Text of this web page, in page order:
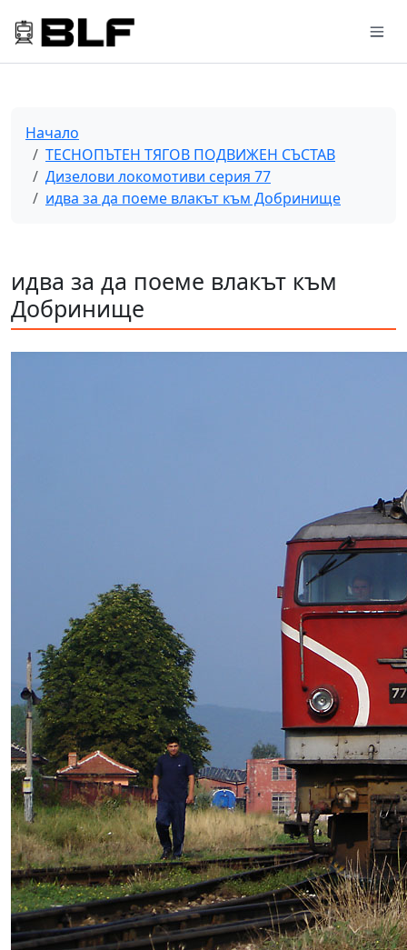
Начало
ТЕСНОПЪТЕН ТЯГОВ ПОДВИЖЕН СЪСТАВ
Дизелови локомотиви серия 77
идва за да поеме влакът към Добринище
идва за да поеме влакът към
Добринище